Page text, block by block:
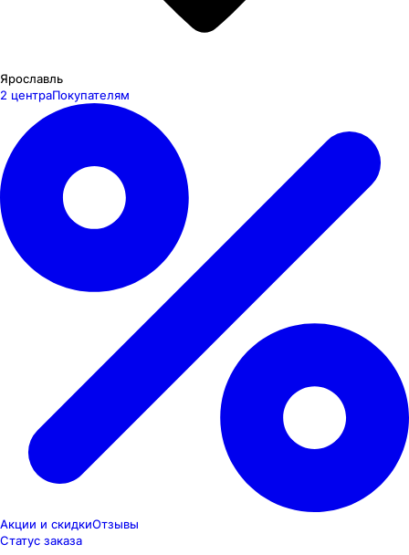
Ярославль
2 центраПокупателям
Акции и скидкиОтзывы
Статус заказа